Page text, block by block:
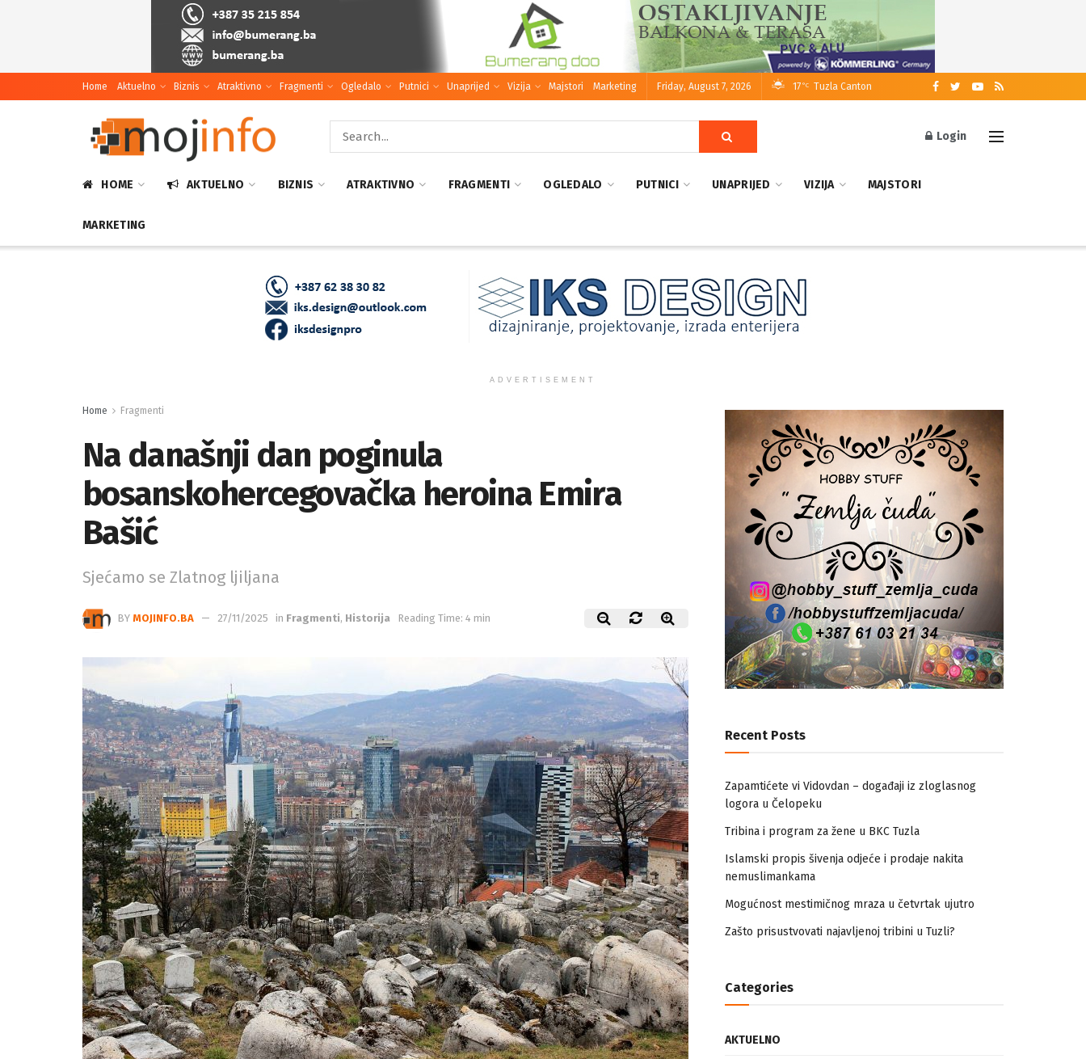
Home Aktuelno Biznis Atraktivno Fragmenti Ogledalo Putnici Unaprijed Vizija Majstori Marketing Friday, August 7, 2026 17 °C Tuzla Canton
Login
HOME AKTUELNO BIZNIS ATRAKTIVNO FRAGMENTI OGLEDALO PUTNICI UNAPRIJED VIZIJA MAJSTORI
MARKETING
ADVERTISEMENT
Home Fragmenti
Na današnji dan poginula
bosanskohercegovačka heroina Emira
Bašić
Sjećamo se Zlatnog ljiljana
BY MOJINFO.BA 27/11/2025 in Fragmenti, Historija Reading Time: 4 min
Recent Posts
Zapamtićete vi Vidovdan – događaji iz zloglasnog
logora u Čelopeku
Tribina i program za žene u BKC Tuzla
Islamski propis šivenja odjeće i prodaje nakita
nemuslimankama
Mogućnost mestimičnog mraza u četvrtak ujutro
Zašto prisustvovati najavljenoj tribini u Tuzli?
Categories
AKTUELNO